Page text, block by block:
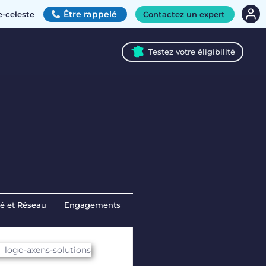
celeste Être rappelé Contactez un expert
Testez votre éligibilité
et Réseau Engagements